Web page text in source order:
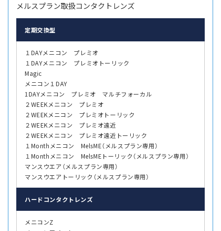
メルスプラン取扱コンタクトレンズ
定期交換型
１DAYメニコン プレミオ
１DAYメニコン プレミオトーリック
Magic
メニコン１DAY
1DAYメニコン プレミオ マルチフォーカル
２WEEKメニコン プレミオ
２WEEKメニコン プレミオトーリック
２WEEKメニコン プレミオ遠近
２WEEKメニコン プレミオ遠近トーリック
１Monthメニコン MelsME（メルスプラン専用）
１Monthメニコン MelsMEトーリック（メルスプラン専用）
マンスウエア（メルスプラン専用）
マンスウエアトーリック（メルスプラン専用）
ハード コンタクトレンズ
メニコンZ